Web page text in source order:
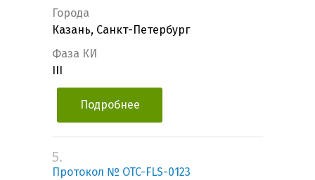
Города
Казань, Санкт-Петербург
Фаза КИ
Подробнее
5.
Протокол № OTC-FLS-0123